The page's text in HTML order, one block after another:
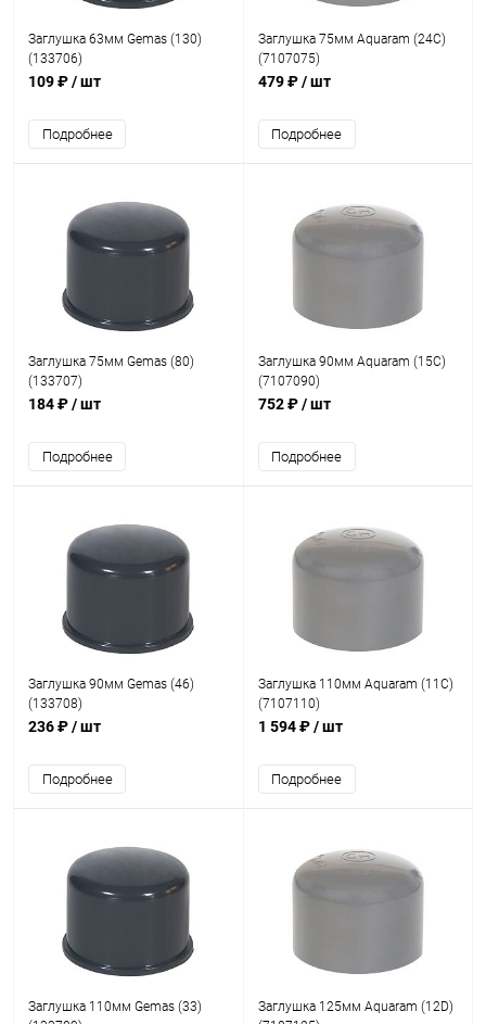
Заглушка 63мм Gemas (130)
(133706)
109 ₽/ шт
Подробнее
Заглушка 75мм Aquaram (24С)
(7107075)
479 ₽/ шт
Подробнее
Заглушка 75мм Gemas (80)
(133707)
184 ₽/ шт
Подробнее
Заглушка 90мм Aquaram (15С)
(7107090)
752 ₽/ шт
Подробнее
Заглушка 90мм Gemas (46)
(133708)
236 ₽/ шт
Подробнее
Заглушка 110мм Aquaram (11С)
(7107110)
1 594 ₽/ шт
Подробнее
Заглушка 110мм Gemas (33)
Заглушка 125мм Aquaram (12D)